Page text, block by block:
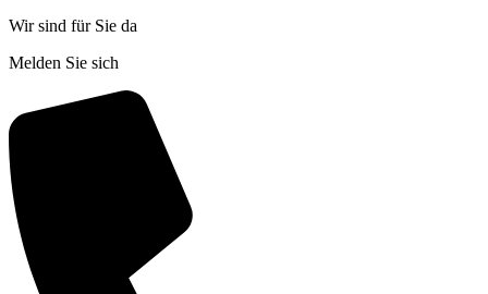
Wir sind für Sie da
Melden Sie sich